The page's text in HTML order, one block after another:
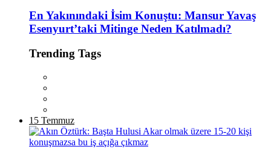
En Yakınındaki İsim Konuştu: Mansur Yavaş
Esenyurt’taki Mitinge Neden Katılmadı?
Trending Tags
15 Temmuz